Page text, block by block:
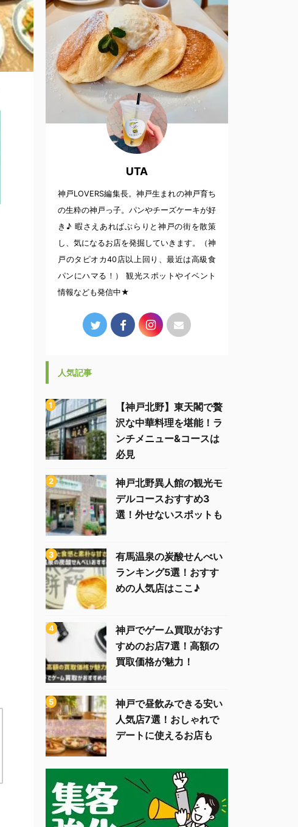
UTA
神戸LOVERS編集長。神戸生まれの神戸育ち
の生粋の神戸っ子。パンやチーズケーキが好
き♪ 暇さえあればぶらりと神戸の街を散策
し、気になるお店を発掘していきます。（神
戸のタピオカ40店以上回り、最近は高級食
パンにハマる！） 観光スポットやイベント
情報なども発信中★
人気記事
【神戸北野】東天閣で贅
沢な中華料理を堪能！ラ
ンチメニュー&コースは
必見
神戸北野異人館の観光モ
デルコースおすすめ3
選！外せないスポットも
有馬温泉の炭酸せんべい
ランキング5選！おすす
めの人気店はここ♪
神戸でゲーム買取がおす
すめのお店7選！高額の
買取価格が魅力！
神戸で昼飲みできる安い
人気店7選！おしゃれで
デートに使えるお店も